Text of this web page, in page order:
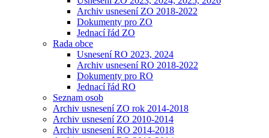
Archiv usnesení ZO 2018-2022
Dokumenty pro ZO
Jednací řád ZO
Rada obce
Usnesení RO 2023, 2024
Archiv usnesení RO 2018-2022
Dokumenty pro RO
Jednací řád RO
Seznam osob
Archiv usnesení ZO rok 2014-2018
Archiv usnesení ZO 2010-2014
Archiv usnesení RO 2014-2018